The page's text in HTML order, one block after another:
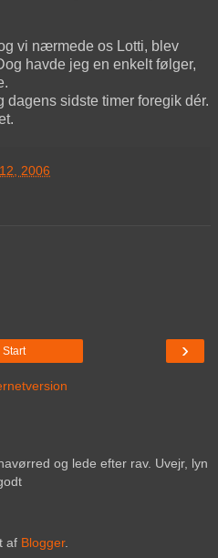
vi nærmede os Lotti, blev
havde jeg en enkelt følger,
dagens sidste timer foregik dér.
2006
›
Start
og lede efter rav. Uvejr, lyn
af Blogger.